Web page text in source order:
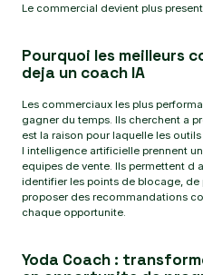
Le commercial devient plus
Pourquoi les meilleurs
deja un coach IA
Les commerciaux les plus
gagner du temps. Ils cherchent a
est la raison pour laquelle les
l intelligence artificielle prennent
equipes de vente. Ils permettent d
identifier les points de blocage, de
proposer des recommandations
chaque opportunite.
Yoda Coach :